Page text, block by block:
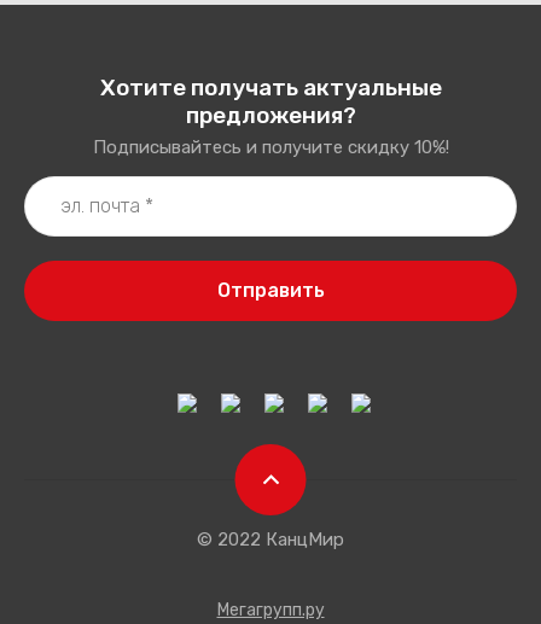
Хотите получать актуальные
предложения?
Подписывайтесь и получите скидку 10%!
Отправить
© 2022 КанцМир
Мегагрупп.ру